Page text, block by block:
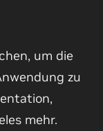
um die
zu
mehr.